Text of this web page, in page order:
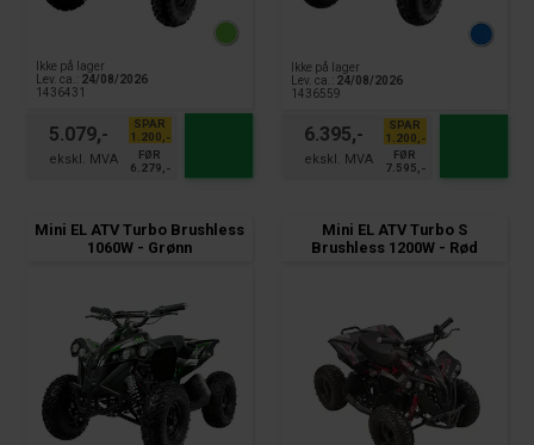
Ikke på lager
Lev. ca.: 24/08/2026
1436431
5.079,-
SPAR
1.200,-
FØR
6.279,-
Ikke på lager
Lev. ca.: 24/08/2026
1436559
6.395,-
SPAR
1.200,-
FØR
7.595,-
Mini EL ATV Turbo Brushless
1060W - Grønn
Mini EL ATV Turbo S
Brushless 1200W - Rød